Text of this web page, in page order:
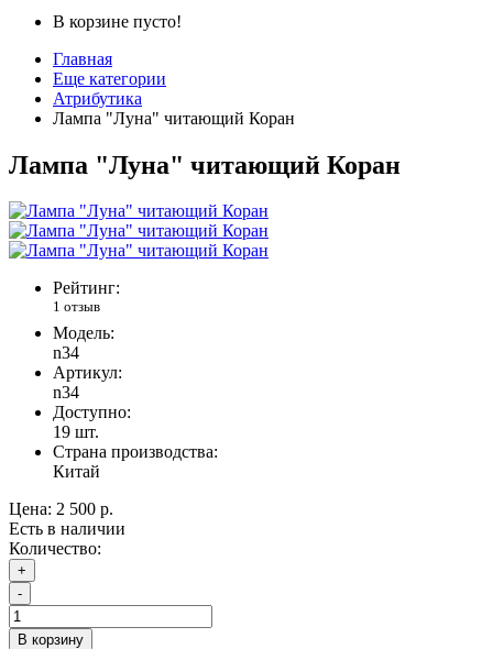
В корзине пусто!
Главная
Еще категории
Атрибутика
Лампа "Луна" читающий Коран
Лампа "Луна" читающий Коран
Рейтинг:
1 отзыв
Модель:
n34
Артикул:
n34
Доступно:
19 шт.
Страна производства:
Китай
Цена: 2 500 р.
Есть в наличии
Количество:
+
-
В корзину